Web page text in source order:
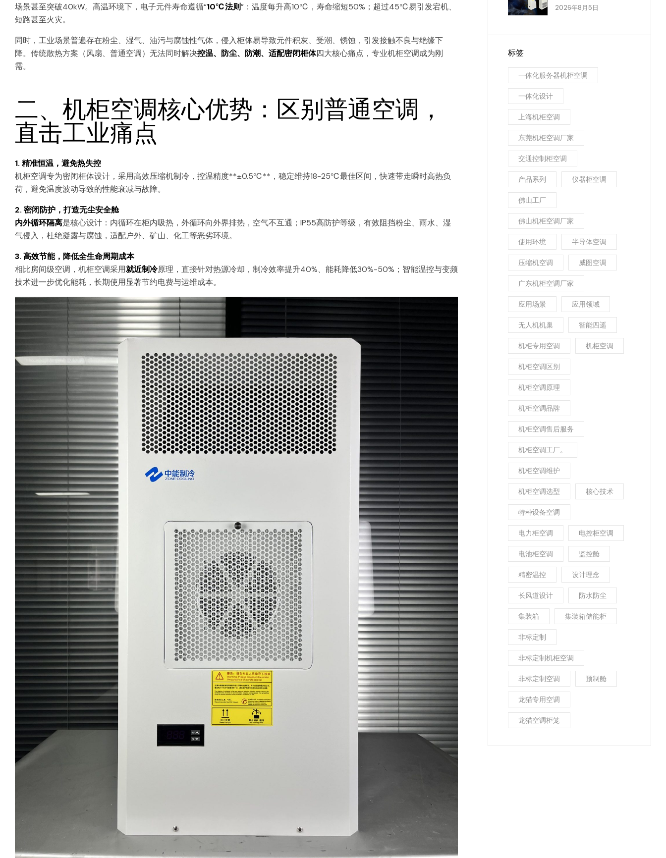
场景甚至突破40kW。高温环境下，电子元件寿命遵循“10℃法则”：温度每升高10℃，寿命缩短50%；超过45℃易引发宕机、
短路甚至火灾。
同时，工业场景普遍存在粉尘、湿气、油污与腐蚀性气体，侵入柜体易导致元件积灰、受潮、锈蚀，引发接触不良与绝缘下
降。传统散热方案（风扇、普通空调）无法同时解决控温、防尘、防潮、适配密闭柜体四大核心痛点，专业机柜空调成为刚
需。
二、机柜空调核心优势：区别普通空调，
直击工业痛点
1. 精准恒温，避免热失控
机柜空调专为密闭柜体设计，采用高效压缩机制冷，控温精度**±0.5℃**，稳定维持18-25℃最佳区间，快速带走瞬时高热负
荷，避免温度波动导致的性能衰减与故障。
2. 密闭防护，打造无尘安全舱
内外循环隔离是核心设计：内循环在柜内吸热，外循环向外界排热，空气不互通；IP55高防护等级，有效阻挡粉尘、雨水、湿
气侵入，杜绝凝露与腐蚀，适配户外、矿山、化工等恶劣环境。
3. 高效节能，降低全生命周期成本
相比房间级空调，机柜空调采用就近制冷原理，直接针对热源冷却，制冷效率提升40%、能耗降低30%-50%；智能温控与变频
技术进一步优化能耗，长期使用显著节约电费与运维成本。
2026年8月5日
标签
一体化服务器机柜空调
一体化设计
上海机柜空调
东莞机柜空调厂家
交通控制柜空调
产品系列 仪器柜空调
佛山工厂
佛山机柜空调厂家
使用环境 半导体空调
压缩机空调 威图空调
广东机柜空调厂家
应用场景 应用领域
无人机机巢 智能四遥
机柜专用空调 机柜空调
机柜空调区别
机柜空调原理
机柜空调品牌
机柜空调售后服务
机柜空调工厂。
机柜空调维护
机柜空调选型 核心技术
特种设备空调
电力柜空调 电控柜空调
电池柜空调 监控舱
精密温控 设计理念
长风道设计 防水防尘
集装箱 集装箱储能柜
非标定制
非标定制机柜空调
非标定制空调 预制舱
龙猫专用空调
龙猫空调柜笼